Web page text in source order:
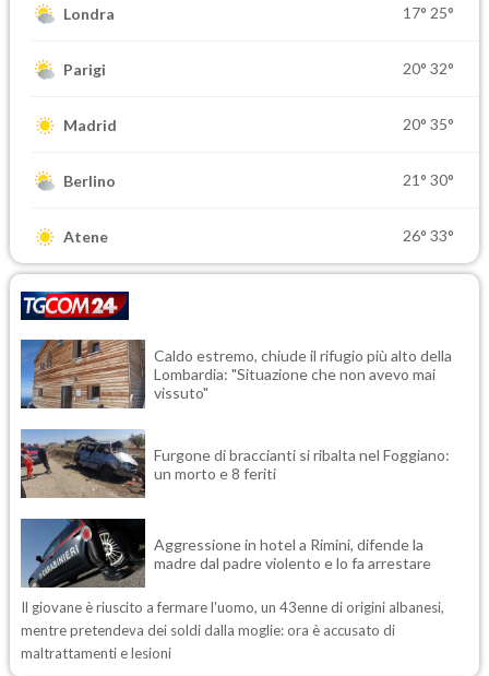
Londra 17° 25°
Parigi 20° 32°
Madrid 20° 35°
Berlino 21° 30°
Atene 26° 33°
Caldo estremo, chiude il rifugio più alto della
Lombardia: "Situazione che non avevo mai
vissuto"
Furgone di braccianti si ribalta nel Foggiano:
un morto e 8 feriti
Aggressione in hotel a Rimini, difende la
madre dal padre violento e lo fa arrestare
Il giovane è riuscito a fermare l'uomo, un 43enne di origini albanesi,
mentre pretendeva dei soldi dalla moglie: ora è accusato di
maltrattamenti e lesioni